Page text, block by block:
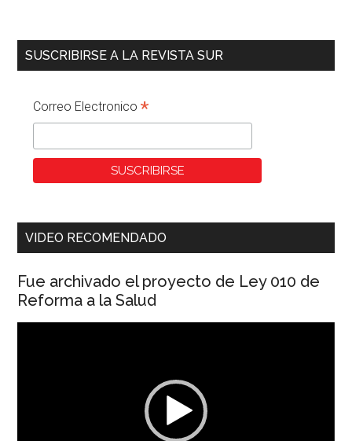
SUSCRIBIRSE A LA REVISTA SUR
Correo Electronico*
VIDEO RECOMENDADO
Fue archivado el proyecto de Ley 010 de
Reforma a la Salud